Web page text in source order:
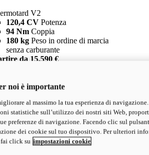
V2
120,4 CV Potenza
94 Nm Coppia
180 kg Peso in ordine di marcia
senza carburante
da 15.590 €
V2 SP
120,4 CVPotenza
94 NmCoppia
177 kgPeso in ordine di marcia
senza carburante
noi è importante
al massimo la tua esperienza di
statistiche sull’utilizzo dei nostri siti Web,
preferenze di navigazione. Facendo clic sul
dei cookie sul tuo dispositivo. Per ulteriori
click su impostazioni cookie